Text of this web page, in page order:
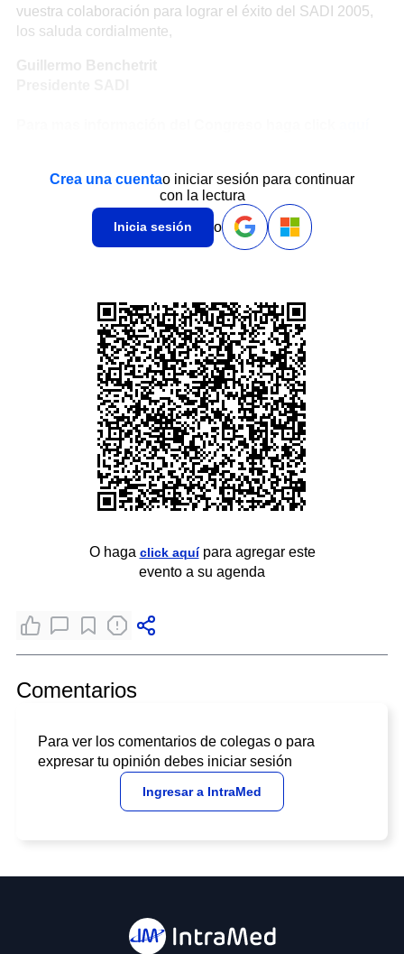
vuestra colaboración para lograr el éxito del SADI 2005,
los saluda cordialmente,
Guillermo Benchetrit
Crea una cuentao iniciar sesión para continuar
con la lectura
Inicia sesión o
O haga click aquípara agregar este
evento a su agenda
Comentarios
Para ver los comentarios de colegas o para
expresar tu opinión debes iniciar sesión
Ingresar a IntraMed